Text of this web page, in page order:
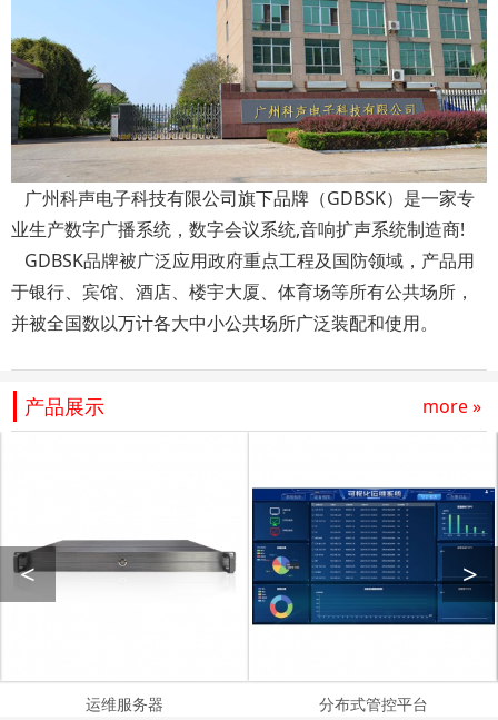
广州科声电子科技有限公司旗下品牌（GDBSK）是一家专
业生产数字广播系统，数字会议系统,音响扩声系统制造商!
GDBSK品牌被广泛应用政府重点工程及国防领域，产品用
于银行、宾馆、酒店、楼宇大厦、体育场等所有公共场所，
并被全国数以万计各大中小公共场所广泛装配和使用。
产品展示 more »
运维服务器 分布式管控平台
< >